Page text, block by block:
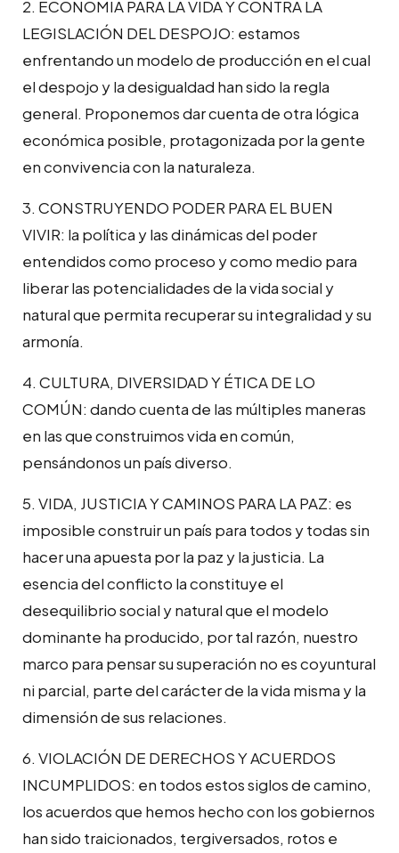
2. ECONOMÍA PARA LA VIDA Y CONTRA LA
LEGISLACIÓN DEL DESPOJO: estamos
enfrentando un modelo de producción en el cual
el despojo y la desigualdad han sido la regla
general. Proponemos dar cuenta de otra lógica
económica posible, protagonizada por la gente
en convivencia con la naturaleza.
3. CONSTRUYENDO PODER PARA EL BUEN
VIVIR: la política y las dinámicas del poder
entendidos como proceso y como medio para
liberar las potencialidades de la vida social y
natural que permita recuperar su integralidad y su
armonía.
4. CULTURA, DIVERSIDAD Y ÉTICA DE LO
COMÚN: dando cuenta de las múltiples maneras
en las que construimos vida en común,
pensándonos un país diverso.
5. VIDA, JUSTICIA Y CAMINOS PARA LA PAZ: es
imposible construir un país para todos y todas sin
hacer una apuesta por la paz y la justicia. La
esencia del conflicto la constituye el
desequilibrio social y natural que el modelo
dominante ha producido, por tal razón, nuestro
marco para pensar su superación no es coyuntural
ni parcial, parte del carácter de la vida misma y la
dimensión de sus relaciones.
6. VIOLACIÓN DE DERECHOS Y ACUERDOS
INCUMPLIDOS: en todos estos siglos de camino,
los acuerdos que hemos hecho con los gobiernos
han sido traicionados, tergiversados, rotos e